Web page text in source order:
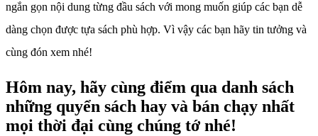
ngắn gọn nội dung từng đầu sách với mong muốn giúp các bạn dễ
dàng chọn được tựa sách phù hợp. Vì vậy các bạn hãy tin tưởng và
cùng đón xem nhé!
Hôm nay, hãy cùng điểm qua danh sách
những quyển sách hay và bán chạy nhất
mọi thời đại cùng chúng tớ nhé!